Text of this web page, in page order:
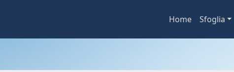
Home Sfoglia